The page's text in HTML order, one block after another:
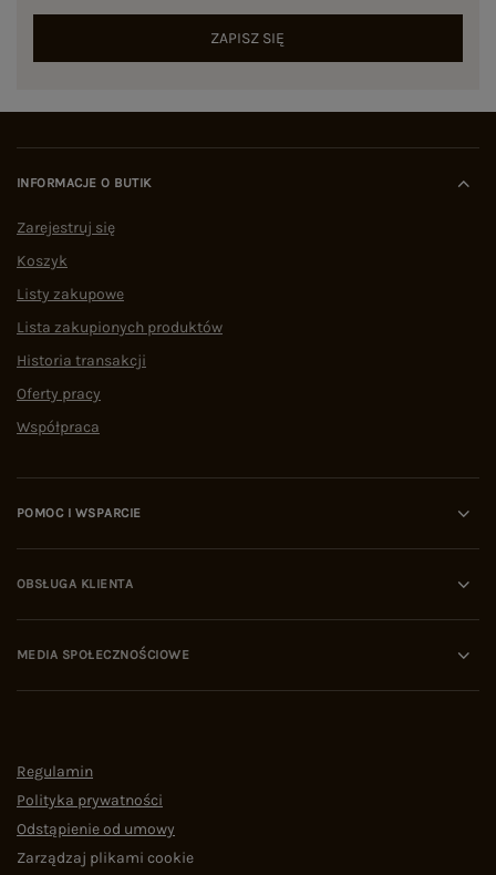
ZAPISZ SIĘ
INFORMACJE O BUTIK
Zarejestruj się
Koszyk
Listy zakupowe
Lista zakupionych produktów
Historia transakcji
Oferty pracy
Współpraca
POMOC I WSPARCIE
OBSŁUGA KLIENTA
MEDIA SPOŁECZNOŚCIOWE
Regulamin
Polityka prywatności
Odstąpienie od umowy
Zarządzaj plikami cookie